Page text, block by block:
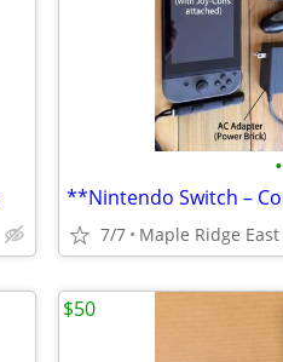
•
7/7 Maple Ridge East
$50